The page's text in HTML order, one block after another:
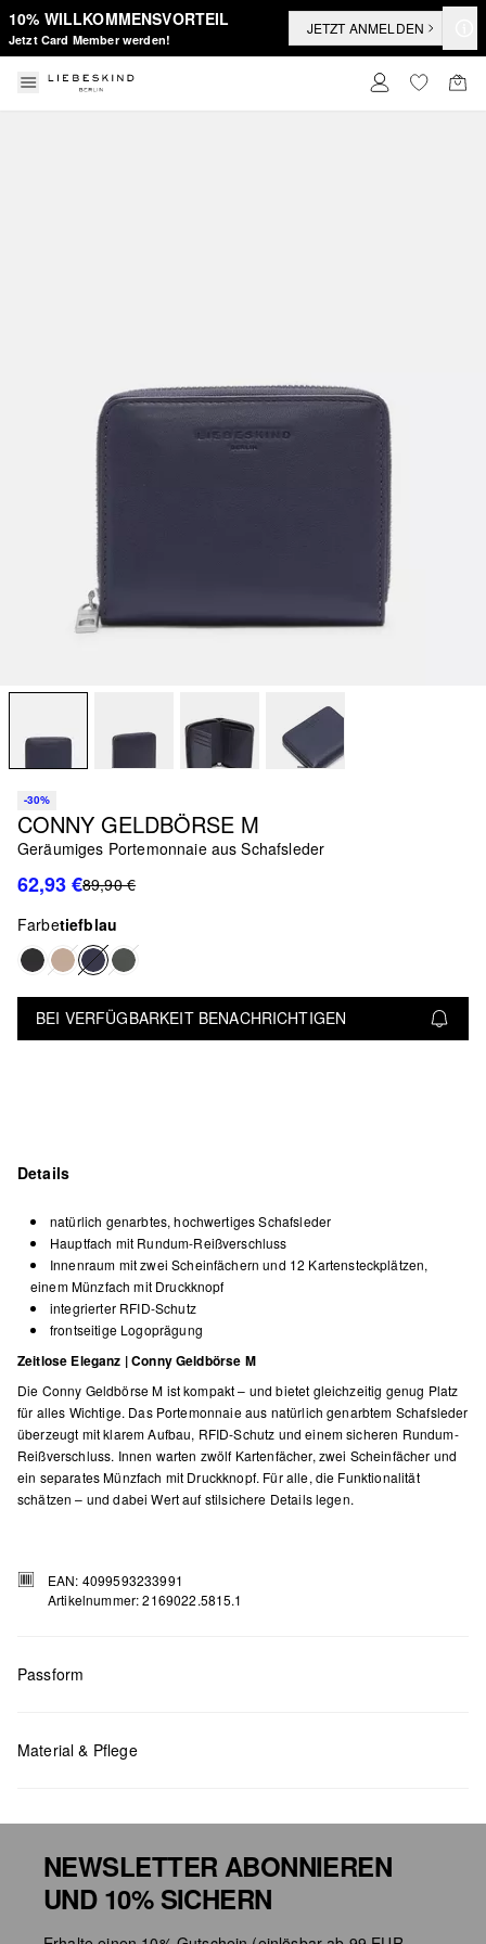
10% WILLKOMMENSVORTEIL
Jetzt Card Member werden!
JETZT ANMELDEN
-30%
CONNY GELDBÖRSE M
Geräumiges Portemonnaie aus Schafsleder
62,93 €89,90 €
Farbetiefblau
BEI VERFÜGBARKEIT BENACHRICHTIGEN
Details
natürlich genarbtes, hochwertiges Schafsleder
Hauptfach mit Rundum-Reißverschluss
Innenraum mit zwei Scheinfächern und 12 Kartensteckplätzen,
einem Münzfach mit Druckknopf
integrierter RFID-Schutz
frontseitige Logoprägung
Zeitlose Eleganz | Conny Geldbörse M
Die Conny Geldbörse M ist kompakt – und bietet gleichzeitig genug Platz
für alles Wichtige. Das Portemonnaie aus natürlich genarbtem Schafsleder
überzeugt mit klarem Aufbau, RFID-Schutz und einem sicheren Rundum-
Reißverschluss. Innen warten zwölf Kartenfächer, zwei Scheinfächer und
ein separates Münzfach mit Druckknopf. Für alle, die Funktionalität
schätzen – und dabei Wert auf stilsichere Details legen.
EAN: 4099593233991
Artikelnummer: 2169022.5815.1
Passform
Material & Pflege
NEWSLETTER ABONNIEREN
UND 10% SICHERN